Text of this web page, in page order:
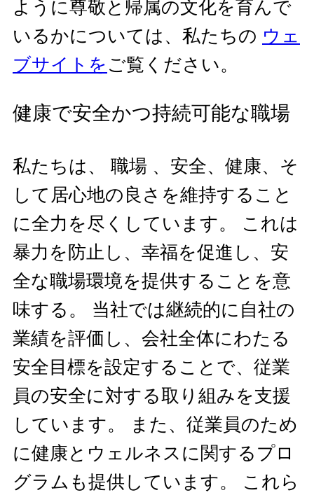
ように尊敬と帰属の文化を育んで
いるかについては、私たちの ウェ
ブサイトをご覧ください。
健康で安全かつ持続可能な職場
私たちは、 職場 、安全、健康、そ
して居心地の良さを維持すること
に全力を尽くしています。 これは
暴力を防止し、幸福を促進し、安
全な職場環境を提供することを意
味する。 当社では継続的に自社の
業績を評価し、会社全体にわたる
安全目標を設定することで、従業
員の安全に対する取り組みを支援
しています。 また、従業員のため
に健康とウェルネスに関するプロ
グラムも提供しています。 これら